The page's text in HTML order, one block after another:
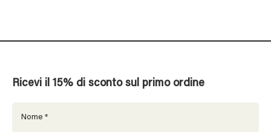
Ricevi il 15% di sconto sul primo ordine